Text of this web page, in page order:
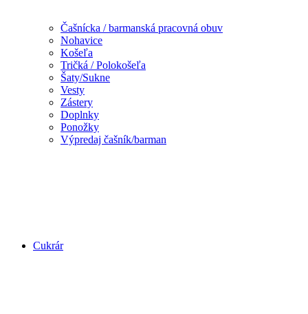
Čašnícka / barmanská pracovná obuv
Nohavice
Košeľa
Tričká / Polokošeľa
Šaty/Sukne
Vesty
Zástery
Doplnky
Ponožky
Výpredaj čašník/barman
Cukrár